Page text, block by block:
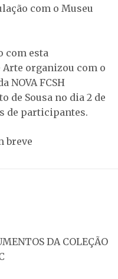
com o Museu
com esta
organizou com o
NOVA FCSH
de Sousa no dia 2 de
de participantes.
breve
DA COLEÇÃO